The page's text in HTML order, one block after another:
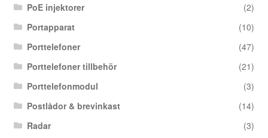
PoE injektorer
(2)
Portapparat
(10)
Porttelefoner
(47)
Porttelefoner tillbehör
(21)
Porttelefonmodul
(3)
Postlådor & brevinkast
(14)
Radar
(3)